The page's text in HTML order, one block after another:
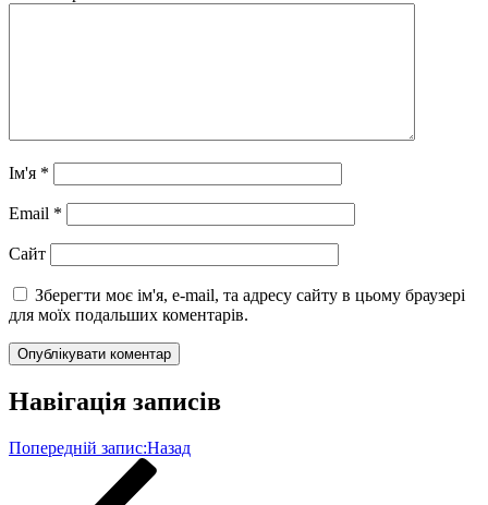
Ім'я *
Email *
Сайт
Зберегти моє ім'я, e-mail, та адресу сайту в цьому браузері
для моїх подальших коментарів.
Навігація записів
Попередній запис:Назад